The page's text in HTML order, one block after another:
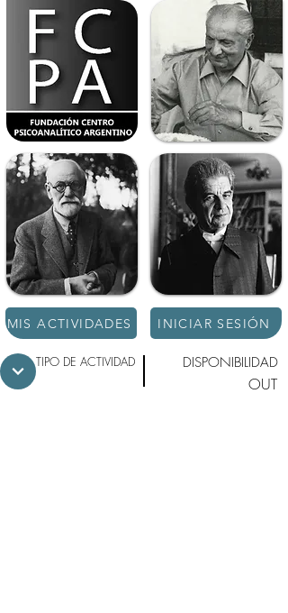
MIS ACTIVIDADES INICIAR SESIÓN
TIPO DE ACTIVIDAD DISPONIBILIDAD
OUT